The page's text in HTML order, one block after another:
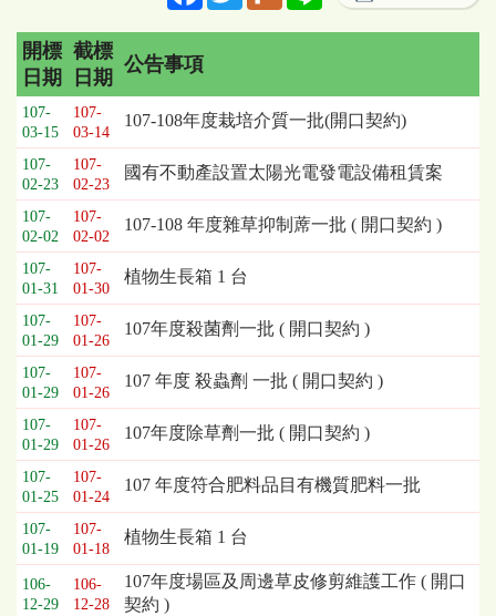
招
標
採
購
列
表，
欄
位
依
序
為：
開
標
日
期、
截
標
日
期、
公
告
事
開標
日期
截標
日期
公告事項
107-
03-15
107-
03-14
107-108年度栽培介質一批(開口契約)
107-
02-23
107-
02-23
國有不動產設置太陽光電發電設備租賃案
107-
02-02
107-
02-02
107-108 年度雜草抑制蓆一批 ( 開口契約 )
107-
01-31
107-
01-30
植物生長箱 1 台
107-
01-29
107-
01-26
107年度殺菌劑一批 ( 開口契約 )
107-
01-29
107-
01-26
107 年度 殺蟲劑 一批 ( 開口契約 )
107-
01-29
107-
01-26
107年度除草劑一批 ( 開口契約 )
107-
01-25
107-
01-24
107 年度符合肥料品目有機質肥料一批
107-
01-19
107-
01-18
植物生長箱 1 台
106-
12-29
106-
12-28
107年度場區及周邊草皮修剪維護工作 ( 開口
契約 )